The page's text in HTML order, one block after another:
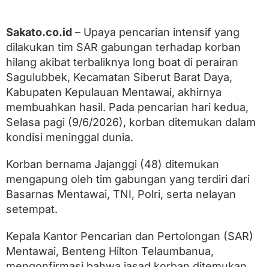
o
n
g
B
o
a
t
T
e
r
b
a
i
k
d
i
n
t
a
w
Sakato.co.id – Upaya pencarian intensif yang
dilakukan tim SAR gabungan terhadap korban
hilang akibat terbaliknya long boat di perairan
Sagulubbek, Kecamatan Siberut Barat Daya,
Kabupaten Kepulauan Mentawai, akhirnya
membuahkan hasil. Pada pencarian hari kedua,
Selasa pagi (9/6/2026), korban ditemukan dalam
kondisi meninggal dunia.
Korban bernama Jajanggi (48) ditemukan
mengapung oleh tim gabungan yang terdiri dari
Basarnas Mentawai, TNI, Polri, serta nelayan
setempat.
Kepala Kantor Pencarian dan Pertolongan (SAR)
Mentawai, Benteng Hilton Telaumbanua,